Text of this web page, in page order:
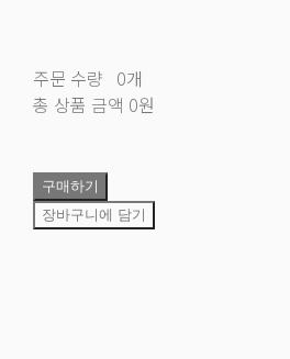
주문 수량 0개
총 상품 금액 0원
구매하기
장바구니에 담기